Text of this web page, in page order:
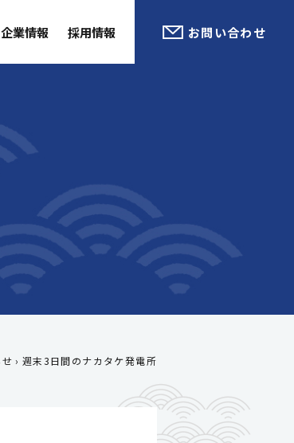
企業情報 採用情報 お問い合わせ
週末3日間のナカタケ発電所